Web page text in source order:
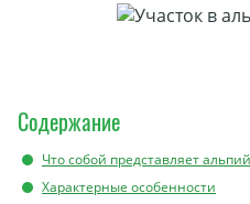
Содержание
Что собой представляет
Характерные особенности